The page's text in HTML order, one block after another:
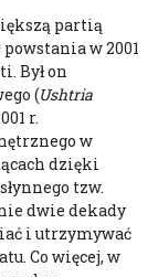
partią
w 2001
Był on
(Ushtria
r.
w
dzięki
tzw.
dwie dekady
i utrzymywać
Co więcej, w